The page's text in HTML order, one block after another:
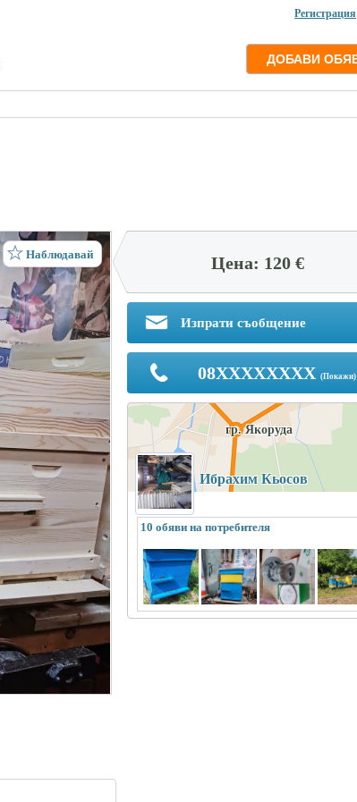
Регистрация
Наблюдавай Цена: 120 €
Изпрати съобщение
08XXXXXXXX (Покажи)
гр. Якоруда
Ибрахим Кьосов
10 обяви на потребителя